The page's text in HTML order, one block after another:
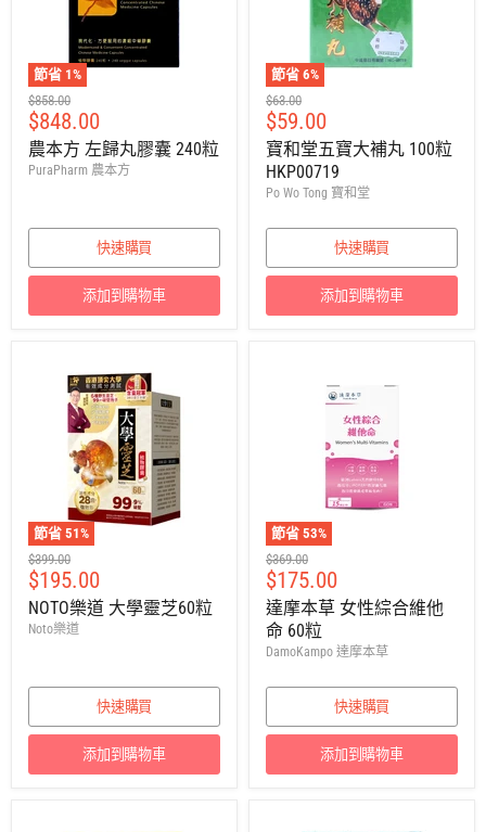
節省 1%
建
議
零
售
價
$858.00
售
價
$848.00
農本方 左歸丸膠囊 240粒
PuraPharm 農本方
快速購買
添加到購物車
節省 6%
建
議
零
售
價
$63.00
售
價
$59.00
寶和堂五寶大補丸 100粒
HKP00719
Po Wo Tong 寶和堂
快速購買
添加到購物車
節省 51%
建
議
零
售
價
$399.00
售
價
$195.00
NOTO樂道 大學靈芝60粒
Noto樂道
快速購買
添加到購物車
節省 53%
建
議
零
售
價
$369.00
售
價
$175.00
達摩本草 女性綜合維他
命 60粒
DamoKampo 達摩本草
快速購買
添加到購物車